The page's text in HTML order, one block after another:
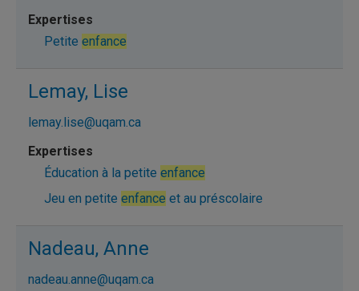
Petite enfance
Lemay, Lise
lemay.lise@uqam.ca
Éducation à la petite enfance
Jeu en petite enfance et au préscolaire
Nadeau, Anne
nadeau.anne@uqam.ca